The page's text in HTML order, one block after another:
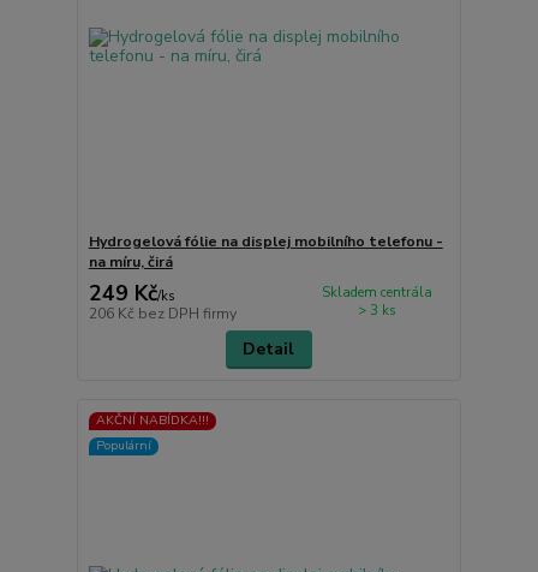
Hydrogelová fólie na displej mobilního telefonu -
na míru, čirá
249 Kč/ks
206 Kč bez DPH firmy
Skladem centrála
> 3 ks
Detail
AKČNÍ NABÍDKA!!!
Populární